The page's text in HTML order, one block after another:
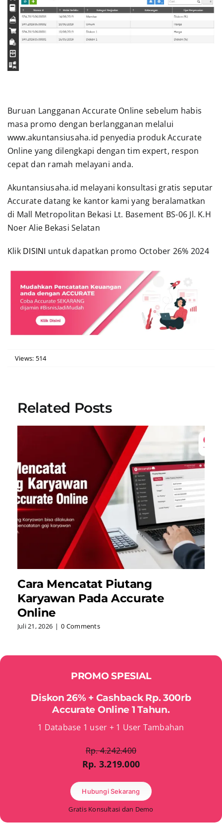
Buruan Langganan Accurate Online sebelum habis
masa promo dengan berlangganan melalui
www.akuntansiusaha.id penyedia produk Accurate
Online yang dilengkapi dengan tim expert, respon
cepat dan ramah melayani anda.
Akuntansiusaha.id melayani konsultasi gratis seputar
Accurate datang ke kantor kami yang beralamatkan
di Mall Metropolitan Bekasi Lt. Basement BS-06 Jl. K.H
Noer Alie Bekasi Selatan
Klik DISINI untuk dapatkan promo October 26% 2024
Views: 514
Related Posts
Cara Mencatat Piutang
Karyawan Pada Accurate
Online
Juli 21, 2026 | 0 Comments
PROMO SPESIAL
Diskon 26% + Cashback Rp. 300rb
Accurate Online 1 Tahun.
1 Database 1 user + 1 User Tambahan
Rp. 4.242.400
Rp. 3.219.000
Hubungi Sekarang
Gratis Konsultasi dan Demo